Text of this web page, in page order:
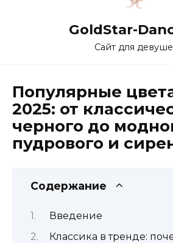
GoldStar-
Сайт для
Популярные
2025: от
черного до
пудрового и
Содержание
Введение
Классика в тренде: